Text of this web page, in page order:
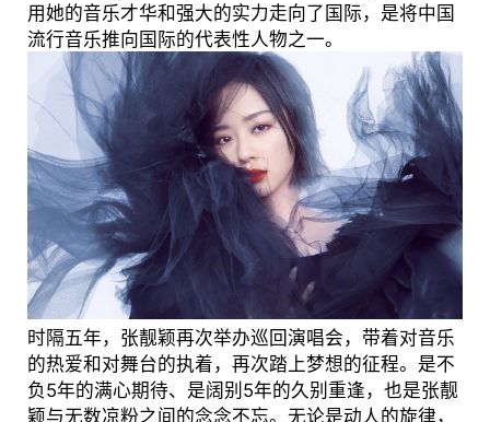
用她的音乐才华和强大的实力走向了国际，是将中国
流行音乐推向国际的代表性人物之一。
时隔五年，张靓颖再次举办巡回演唱会，带着对音乐
的热爱和对舞台的执着，再次踏上梦想的征程。是不
负5年的满心期待、是阔别5年的久别重逢，也是张靓
颖与无数凉粉之间的念念不忘。无论是动人的旋律，